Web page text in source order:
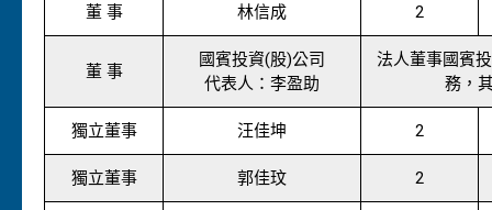
董 事 林信成 2
董 事
國賓投資(股)公司
代表人：李盈助
法人董事國賓
務，
獨立董事 汪佳坤 2
獨立董事 郭佳玟 2